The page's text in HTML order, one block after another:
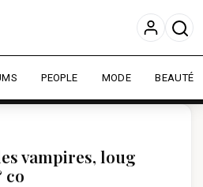
pour améliorer votre
l'audience.
En savoir plus
Personnaliser
PEOPLE MODE BEAUTÉ
vampires, loug
co